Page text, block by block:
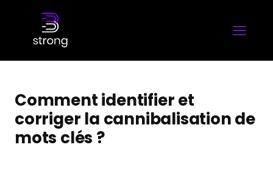
Comment identifier et
corriger la cannibalisation de
mots clés ?